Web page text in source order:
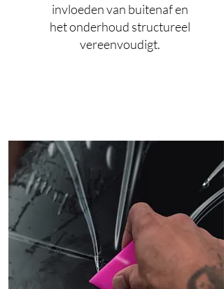
invloeden van buitenaf en
het onderhoud structureel
vereenvoudigt.